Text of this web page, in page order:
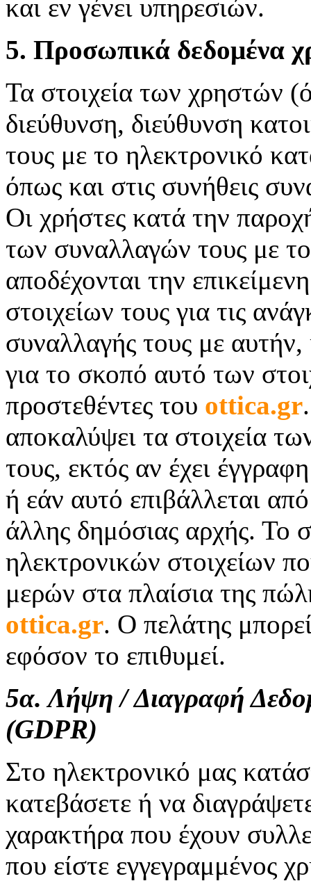
και εν γένει υπηρεσιών.
5. Προσωπικά δεδομένα
Τα στοιχεία των χρηστών
διεύθυνση, διεύθυνση
τους με το ηλεκτρονικό
όπως και στις συνήθεις
Οι χρήστες κατά την
των συναλλαγών τους με
αποδέχονται την
στοιχείων τους για τις
συναλλαγής τους με αυτήν,
για το σκοπό αυτό των
προστεθέντες του ottica.gr
αποκαλύψει τα στοιχεία
τους, εκτός αν έχει
ή εάν αυτό επιβάλλεται
άλλης δημόσιας αρχής. Το
ηλεκτρονικών στοιχείων
μερών στα πλαίσια της
ottica.gr. Ο πελάτης
εφόσον το επιθυμεί.
5α. Λήψη / Διαγραφή
(GDPR)
Στο ηλεκτρονικό μας
κατεβάσετε ή να
χαρακτήρα που έχουν
που είστε εγγεγραμμένος